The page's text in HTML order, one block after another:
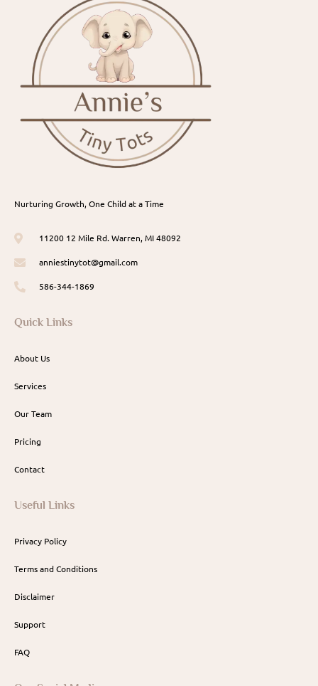
Nurturing Growth, One Child at a Time
11200 12 Mile Rd. Warren, MI 48092
anniestinytot@gmail.com
586-344-1869
Quick Links
About Us
Services
Our Team
Pricing
Contact
Useful Links
Privacy Policy
Terms and Conditions
Disclaimer
Support
FAQ